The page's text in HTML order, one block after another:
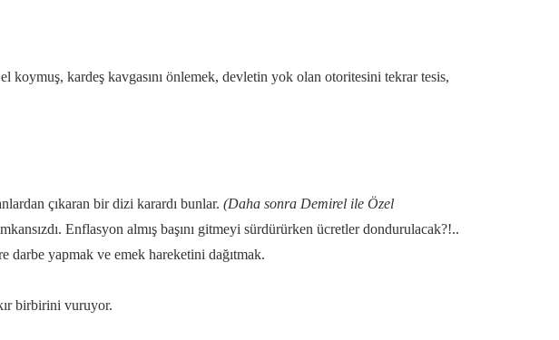
kardeş kavgasını önlemek, devletin yok olan otoritesini tekrar tesis,
çıkaran bir dizi karardı bunlar. (Daha sonra Demirel ile Özel
Enflasyon almış başını gitmeyi sürdürürken ücretler dondurulacak?!..
darbe yapmak ve emek hareketini dağıtmak.
birbirini vuruyor.